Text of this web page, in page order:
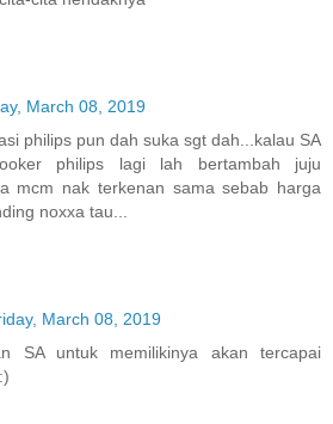
March 08, 2019
philips pun dah suka sgt dah...kalau SA
philips lagi lah bertambah juju
mcm nak terkenan sama sebab harga
noxxa tau...
March 08, 2019
SA untuk memilikinya akan tercapai